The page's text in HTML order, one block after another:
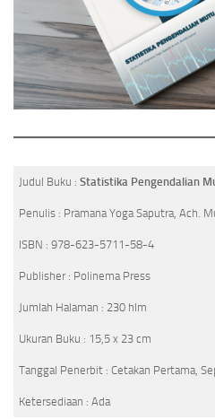
Judul Buku : Statistika Pengendalian
Penulis : Pramana Yoga Saputra, Ach.
ISBN : 978-623-5711-58-4
Publisher : Polinema Press
Jumlah Halaman : 230 hlm
Ukuran Buku : 15,5 x 23 cm
Tanggal Penerbit : Cetakan Pertama,
Ketersediaan : Ada